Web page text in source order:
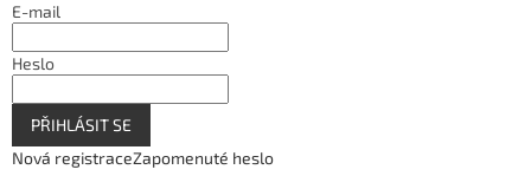
E-mail
Heslo
PŘIHLÁSIT SE
Nová registraceZapomenuté heslo